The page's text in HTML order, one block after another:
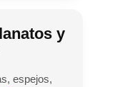
y
espejos,